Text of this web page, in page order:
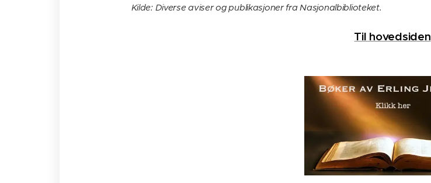
Kilde: Diverse aviser og publikasjoner fra Nasjonalbiblioteket.
Til hovedsiden